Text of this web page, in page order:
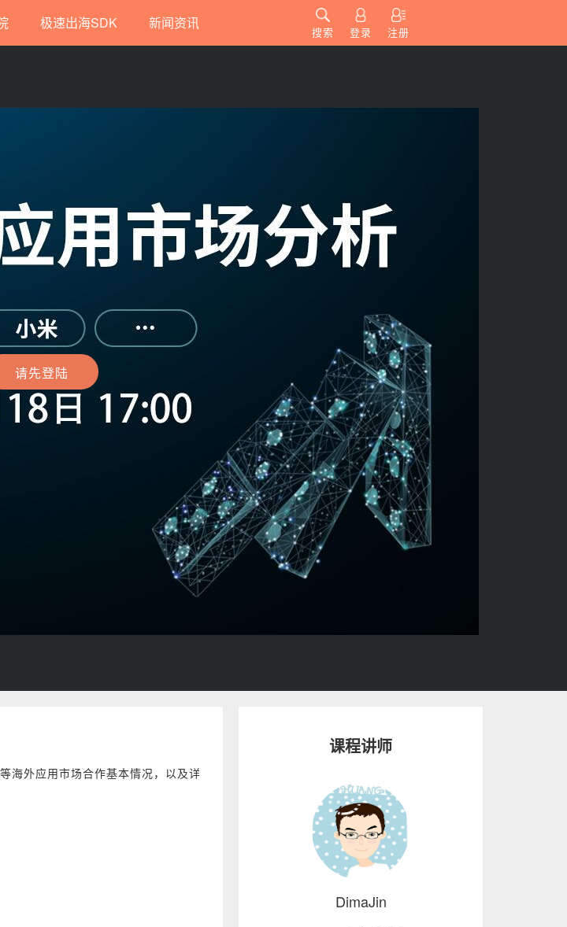
极速出海SDK 新闻资讯
搜索 登录 注册
请先登陆 Play
Video
海外应用市场合作基本情况，以及详
课程讲师
DimaJin